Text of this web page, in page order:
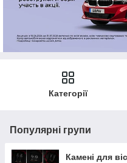
Категорії
Популярні групи
Камені для